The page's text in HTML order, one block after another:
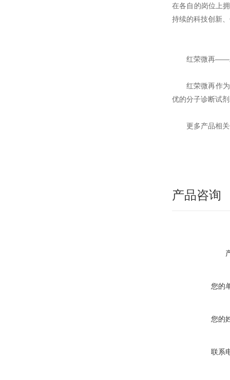
在各自的岗位上
持续的科技创新
红荣微再——
红荣微再作
优的分子诊断试
更多产品相
产品咨询
您的
您的
联系